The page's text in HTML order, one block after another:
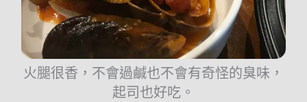
火腿很香，不會過鹹也不會有奇怪的臭味，
起司也好吃。